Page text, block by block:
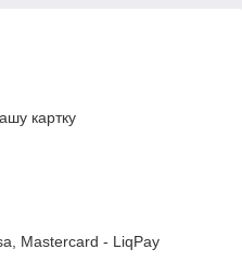
картку
Mastercard - LiqPay